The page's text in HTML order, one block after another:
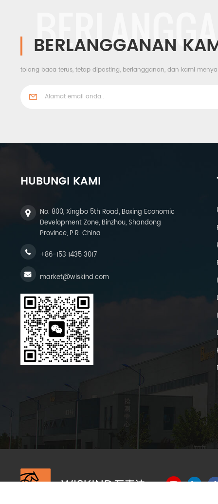
BERLANGGANAN
tolong baca terus, tetap diposting, berlangganan, dan kami
HUBUNGI KAMI
No. 800, Xingbo 5th Road, Boxing Economic
Development Zone, Binzhou, Shandong
Province, P.R. China
+86-153 1435 3017
market@wiskind.com